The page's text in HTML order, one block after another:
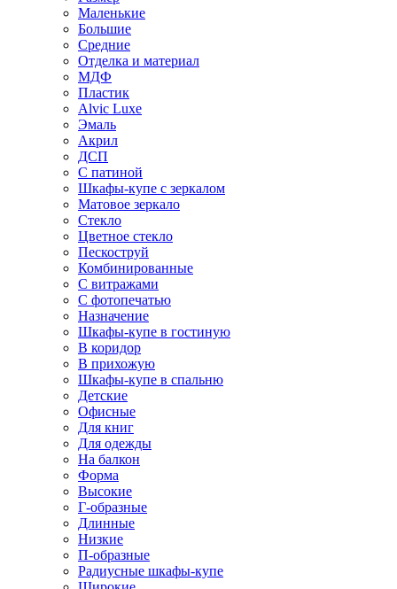
Маленькие
Большие
Средние
Отделка и материал
МДФ
Пластик
Alvic Luxe
Эмаль
Акрил
ДСП
С патиной
Шкафы-купе с зеркалом
Матовое зеркало
Стекло
Цветное стекло
Пескоструй
Комбинированные
С витражами
С фотопечатью
Назначение
Шкафы-купе в гостиную
В коридор
В прихожую
Шкафы-купе в спальню
Детские
Офисные
Для книг
Для одежды
На балкон
Форма
Высокие
Г-образные
Длинные
Низкие
П-образные
Радиусные шкафы-купе